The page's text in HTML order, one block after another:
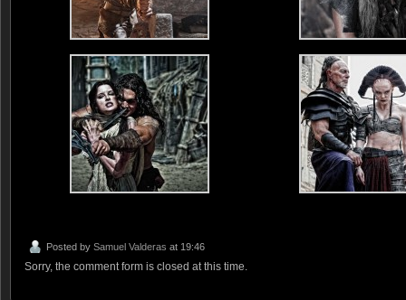
Posted by Samuel Valderas at 19:46
Sorry, the comment form is closed at this time.